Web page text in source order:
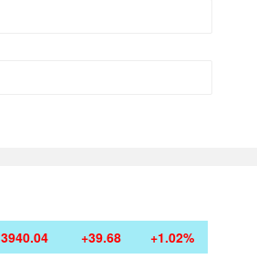
3940.04 +39.68 +1.02%